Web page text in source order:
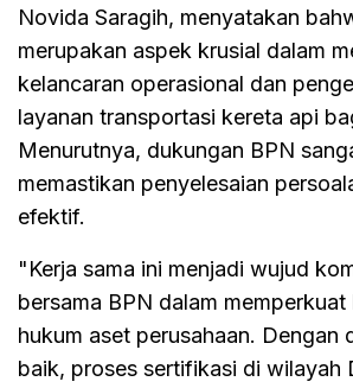
Novida Saragih, menyatakan
merupakan aspek krusial dalam
kelancaran operasional dan
layanan transportasi kereta api
Menurutnya, dukungan BPN
memastikan penyelesaian
efektif.
"Kerja sama ini menjadi wujud
bersama BPN dalam memperkuat
hukum aset perusahaan. Dengan
baik, proses sertifikasi di wilayah